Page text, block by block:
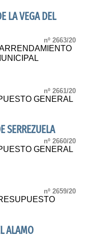
LA VEGA DEL
nº 2663/20
nº 2661/20
GENERAL
SERREZUELA
nº 2660/20
GENERAL
nº 2659/20
ALAMO